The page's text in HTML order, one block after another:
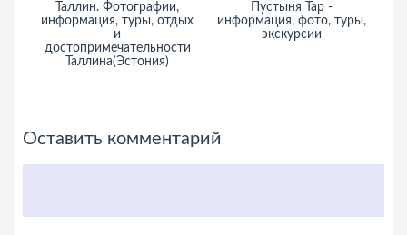
Таллин. Фотографии,
информация, туры, отдых
и
достопримечательности
Таллина(Эстония)
Пустыня Тар -
информация, фото, туры,
экскурсии
Оставить комментарий